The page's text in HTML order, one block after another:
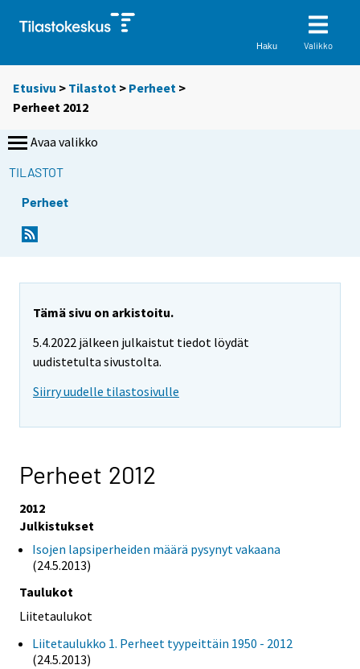
Haku Valikko
Etusivu > Tilastot > Perheet >
Perheet 2012
Avaa valikko
TILASTOT
Perheet
Tämä sivu on arkistoitu.
5.4.2022 jälkeen julkaistut tiedot löydät
uudistetulta sivustolta.
Siirry uudelle tilastosivulle
Perheet 2012
2012
Julkistukset
Isojen lapsiperheiden määrä pysynyt vakaana
(24.5.2013)
Taulukot
Liitetaulukot
Liitetaulukko 1. Perheet tyypeittäin 1950 - 2012
(24.5.2013)